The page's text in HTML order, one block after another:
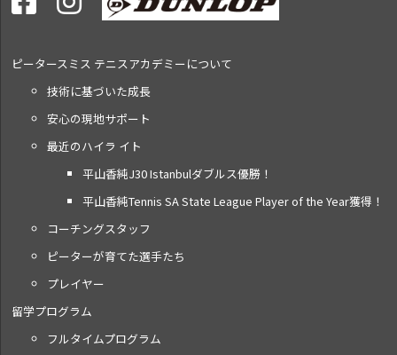
ピータースミス テニスアカデミーについて
技術に基づいた成長
安心の現地サポート
最近のハイラ イト
平山香純J30 Istanbulダブルス優勝！
平山香純Tennis SA State League Player of the Year獲得！
コーチングスタッフ
ピーターが育てた選手たち
プレイヤー
留学プログラム
フルタイムプログラム